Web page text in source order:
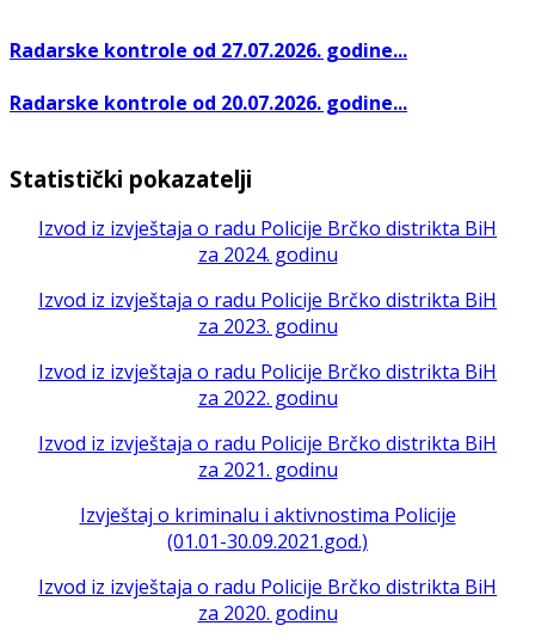
Radarske kontrole od 27.07.2026. godine...
Radarske kontrole od 20.07.2026. godine...
Statistički pokazatelji
Izvod iz izvještaja o radu Policije Brčko distrikta BiH
za 2024. godinu
Izvod iz izvještaja o radu Policije Brčko distrikta BiH
za 2023. godinu
Izvod iz izvještaja o radu Policije Brčko distrikta BiH
za 2022. godinu
Izvod iz izvještaja o radu Policije Brčko distrikta BiH
za 2021. godinu
Izvještaj o kriminalu i aktivnostima Policije
(01.01-30.09.2021.god.)
Izvod iz izvještaja o radu Policije Brčko distrikta BiH
za 2020. godinu